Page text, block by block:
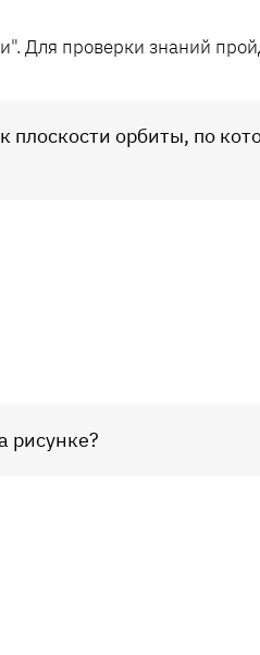
Для проверки знаний
орбиты, по
рисунке?